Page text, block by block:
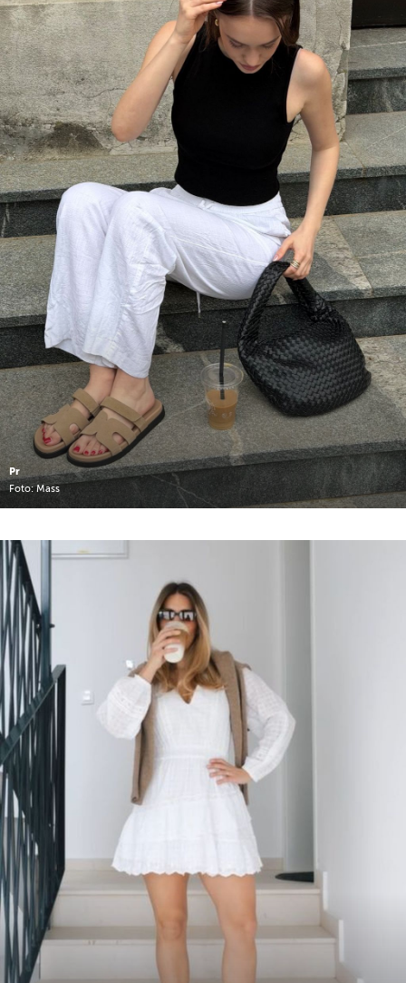
Pr
Foto: Mass
UKLJUČITE NOTIFIKACIJE